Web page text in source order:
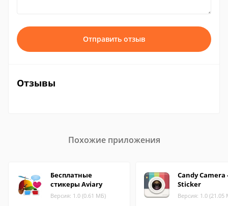
Отправить отзыв
Отзывы
Похожие приложения
Бесплатные
стикеры Aviary
Версия: 1.0 (0.61 МБ)
Candy Camera
Sticker
Версия: 1.0 (21.05